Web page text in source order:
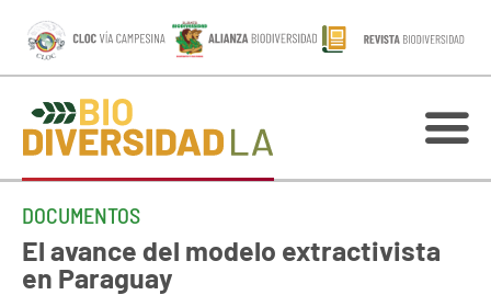
DOCUMENTOS
El avance del modelo extractivista
en Paraguay